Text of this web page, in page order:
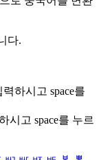
다.
력하시고 space를
시고 space를 누르